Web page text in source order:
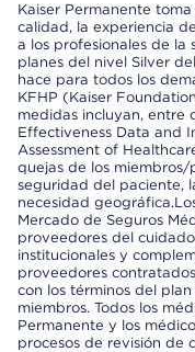
Kaiser Permanente
calidad, la experiencia
a los profesionales de la
planes del nivel Silver
hace para todos los
KFHP (Kaiser
medidas incluyan, entre
Effectiveness Data and
Assessment of
quejas de los miembros/
seguridad del paciente,
necesidad
Mercado de Seguros
proveedores del
institucionales y
proveedores
con los términos del
miembros. Todos los
Permanente y los
procesos de revisión de